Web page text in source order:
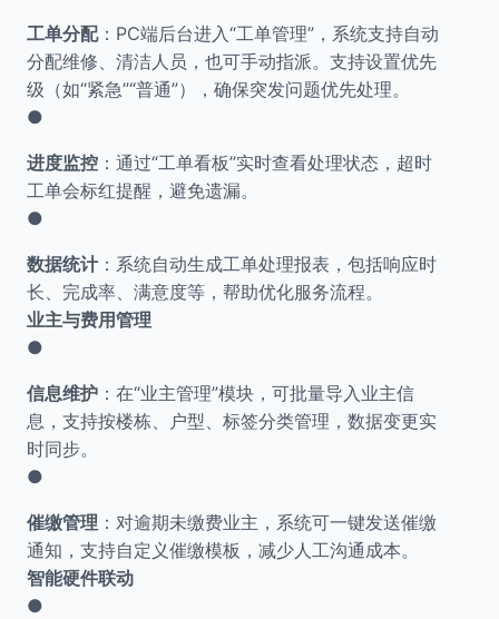
工单分配：PC端后台进入“工单管理”，系统支持自动
分配维修、清洁人员，也可手动指派。支持设置优先
级（如“紧急”“普通”），确保突发问题优先处理。
●
进度监控 ：通过“工单看板”实时查看处理状态，超时
工单会标红提醒，避免遗漏。
●
数据统计：系统自动生成工单处理报表，包括响应时
长、完成率、满意度等，帮助优化服务流程。
业主与费用管理
●
信息维护 ：在“业主管理”模块，可批量导入业主信
息，支持按楼栋、户型、标签分类管理，数据变更实
时同步。
●
催缴管理 ：对逾期未缴费业主，系统可一键发送催缴
通知，支持自定义催缴模板，减少人工沟通成本。
智能硬件联动
●